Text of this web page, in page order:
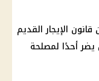
قانون الإيجار القديم
أنه لن يضر أحدًا لمصلحة